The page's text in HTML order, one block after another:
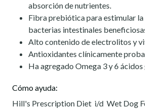
absorción de nutrientes.
Fibra prebiótica para estimular
bacterias intestinales
Alto contenido de electrolitos y
Antioxidantes clínicamente
Ha agregado Omega 3 y 6 ácidos
Cómo ayuda:
Hill's Prescription Diet i/d Wet Dog